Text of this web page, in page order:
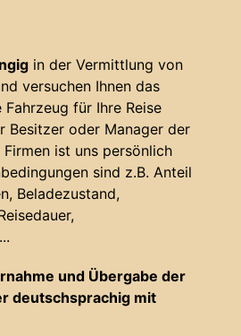
in der Vermittlung von
versuchen Ihnen das
für Ihre Reise
Besitzer oder Manager der
ist uns persönlich
sind z.B. Anteil
Beladezustand,
und Übergabe der
deutschsprachig mit